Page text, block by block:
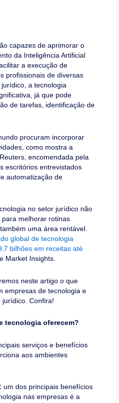
capazes de aprimorar o
da Inteligência Artificial
a execução de
profissionais de diversas
a tecnologia
já que pode
de tarefas, identificação de
procuram incorporar
como mostra a
encomendada pela
escritórios entrevistados
automatização de
no setor jurídico não
melhorar rotinas
uma área rentável.
global de tecnologia
bilhões em receitas até
Market Insights.
neste artigo o que
empresas de tecnologia e
jurídico. Confira!
tecnologia oferecem?
serviços e benefícios
aos ambientes
um dos principais benefícios
nas empresas é a